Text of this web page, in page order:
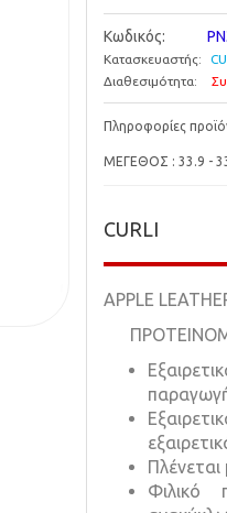
Κωδικός:
Κατασκευαστής:
Διαθεσιμότητα:
Πληροφορίες
ΜΕΓΕΘΟΣ : 33.9 -
CURLI
APPLE
Φιλικό